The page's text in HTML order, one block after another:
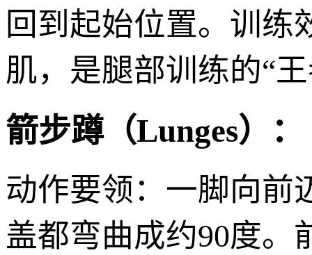
回到起始位置。训练
肌，是腿部训练的“
箭步蹲（Lunges）：
动作要领：一脚向前
盖都弯曲成约90度。